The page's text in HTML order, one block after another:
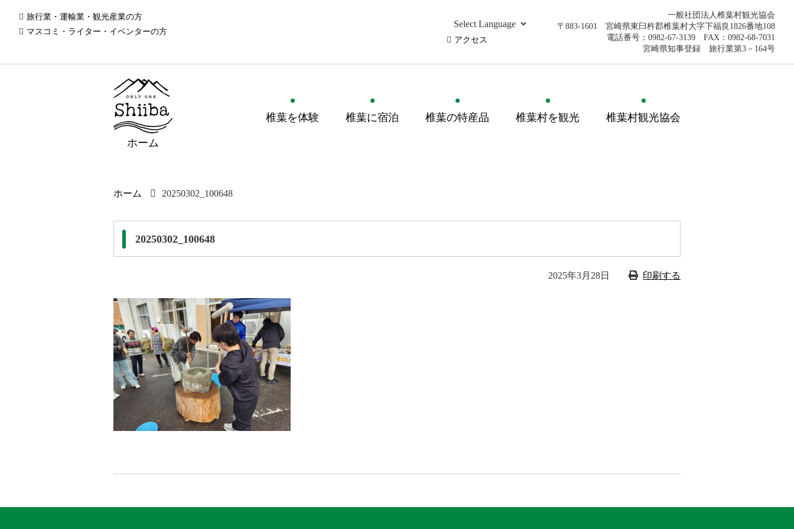
旅行業・運輸業・観光産業の方
マスコミ・ライター・イベンターの方
アクセス
一般社団法人椎葉村観光協会
〒883-1601 宮崎県東臼杵郡椎葉村大字下福良1826番地108
電話番号：0982-67-3139 FAX：0982-68-7031
宮崎県知事登録 旅行業第3－164号
ホーム
椎葉を体験 椎葉に宿泊 椎葉の特産品 椎葉村を観光 椎葉村観光協会
ホーム 20250302_100648
20250302_100648
2025年3月28日 印刷する